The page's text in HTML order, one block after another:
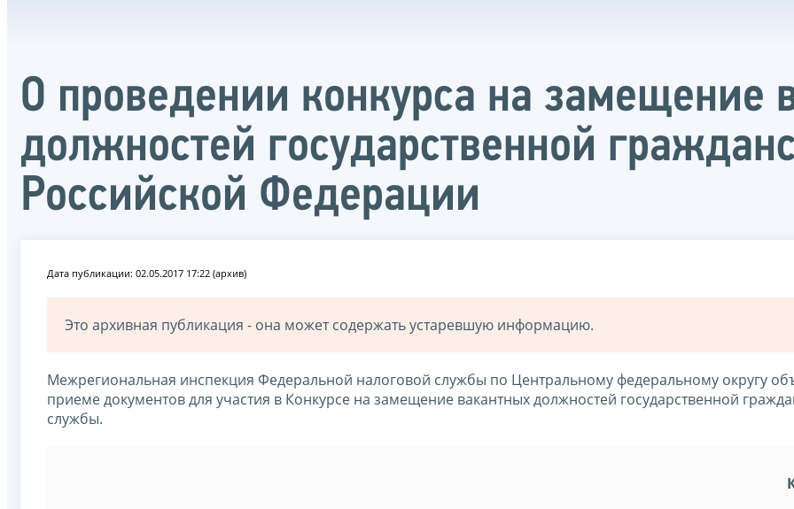
О проведении конкурса на замещение
должностей государственной
Российской Федерации
Дата публикации: 02.05.2017 17:22 (архив)
Это архивная публикация - она может содержать устаревшую информацию.
Межрегиональная инспекция Федеральной налоговой службы по Центральному федеральному округу
приеме документов для участия в Конкурсе на замещение вакантных должностей государственной
службы.